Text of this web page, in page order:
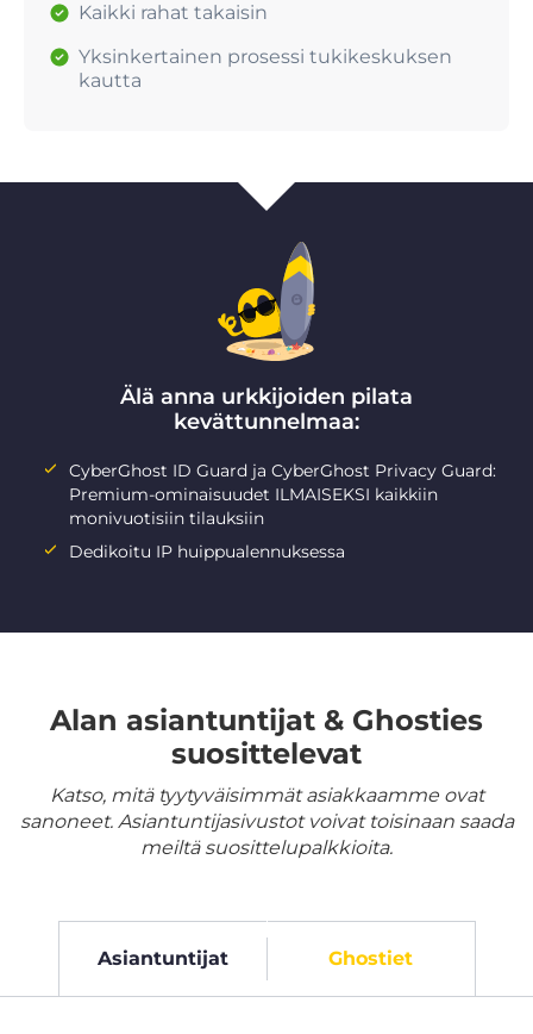
Kaikki rahat takaisin
Yksinkertainen prosessi tukikeskuksen
kautta
Älä anna urkkijoiden pilata
kevättunnelmaa:
CyberGhost ID Guard ja CyberGhost Privacy Guard:
Premium-ominaisuudet ILMAISEKSI kaikkiin
monivuotisiin tilauksiin
Dedikoitu IP huippualennuksessa
Alan asiantuntijat & Ghosties
suosittelevat
Katso, mitä tyytyväisimmät asiakkaamme ovat
sanoneet. Asiantuntijasivustot voivat toisinaan saada
meiltä suosittelupalkkioita.
Asiantuntijat Ghostiet